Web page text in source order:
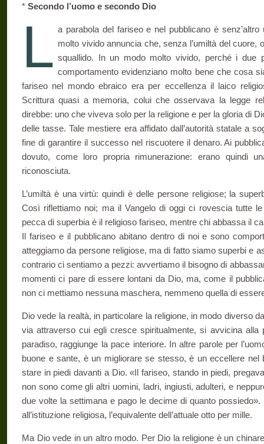
* Secondo l’uomo e secondo Dio
L a parabola del fariseo e nel pubblicano è
molto vivido annuncia che, senza l’umiltà del cuore,
squallido. In un modo molto vivido, perché i due
comportamento evidenziano molto bene che cosa
fariseo nel mondo ebraico era per eccel­lenza il laico
Scrittura quasi a memoria, colui che osservava la legge
direbbe: uno che viveva solo per la religione e per la gloria di
delle tasse. Tale mestiere era affidato dall’autorità statale a
fine di garantire il successo nel riscuotere il denaro. Ai
dovuto, come loro pro­pria rimunerazione: erano quindi
riconosciuta.
L’umiltà è una virtù: quindi è delle persone religiose; la
Così riflettiamo noi; ma il Vangelo di oggi ci rovescia tutte
pecca di superbia è il religioso fariseo, mentre chi abbassa il
Il fariseo e il pubblicano abitano dentro di noi e sono
atteggiamo da persone religiose, ma di fatto siamo superbi e
contrario ci sentiamo a pezzi: avvertiamo il biso­gno di
momenti ci pare di essere lontani da Dio, ma, come il
non ci mettiamo nessuna maschera, nemmeno quella di
Dio vede la realtà, in particolare la religione, in modo diverso
via attraverso cui egli cresce spiri­tualmente, si avvicina alla
paradi­so, raggiunge la pace interiore. In altre parole per
buone e sante, è un migliorare se stesso, è un ec­cellere nel
stare in piedi davanti a Dio. «Il fariseo, stando in piedi,
non sono come gli altri uomini, ladri, ingiusti, adulteri, e
due volte la settimana e pago le deci­me di quanto
all’istitu­zione religiosa, l’equivalente dell’attuale otto per mille.
Ma Dio vede in un altro modo. Per Dio la religione è un